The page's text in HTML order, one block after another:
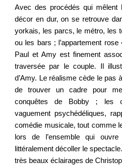
Avec des procédés qui
décor en dur, on se retrouve
yorkais, les parcs, le métro, les
ou les bars ; l’appartement
Paul et Amy est finement
traversée par le couple. Il
d’Amy. Le réalisme cède le pas
de trouver un cadre pour
conquêtes de Bobby ; les
vaguement psychédéliques,
comédie musicale, tout comme
lors de l’ensemble qui
littéralement décoller le
très beaux éclairages de